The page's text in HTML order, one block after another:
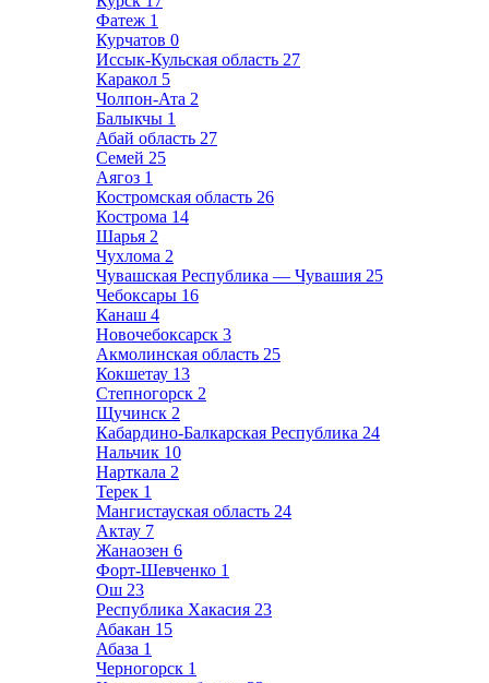
Фатеж 1
Курчатов 0
Иссык-Кульская область 27
Каракол 5
Чолпон-Ата 2
Балыкчы 1
Абай область 27
Семей 25
Аягоз 1
Костромская область 26
Кострома 14
Шарья 2
Чухлома 2
Чувашская Республика — Чувашия 25
Чебоксары 16
Канаш 4
Новочебоксарск 3
Акмолинская область 25
Кокшетау 13
Степногорск 2
Щучинск 2
Кабардино-Балкарская Республика 24
Нальчик 10
Нарткала 2
Терек 1
Мангистауская область 24
Актау 7
Жанаозен 6
Форт-Шевченко 1
Ош 23
Республика Хакасия 23
Абакан 15
Абаза 1
Черногорск 1